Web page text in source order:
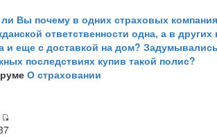
Вы почему в одних страховых
ответственности одна, а в других
и еще с доставкой на дом?
последствиях купив такой полис?
О страховании